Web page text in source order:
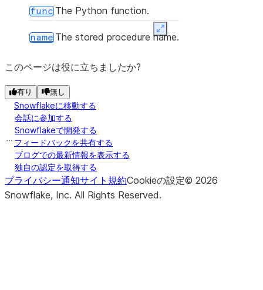
func The Python function.
name The stored procedure name.
Expand
このページは役に立ちましたか?
有り 無し
Snowflakeに移動する
会話に参加する
Snowflakeで開発する
フィードバックを共有する
ブログでの最新情報を表示する
独自の認定を取得する
プライバシー通知サイト規約Cookieの設定© 2026
Snowflake, Inc. All Rights Reserved.